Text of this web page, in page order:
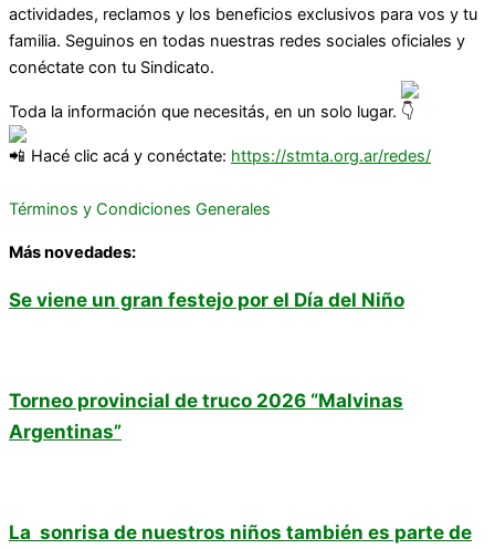
actividades, reclamos y los beneficios exclusivos para vos y tu
familia. Seguinos en todas nuestras redes sociales oficiales y
conéctate con tu Sindicato.
Toda la información que necesitás, en un solo lugar.
Hacé clic acá y conéctate: https://stmta.org.ar/redes/
Términos y Condiciones Generales
Más novedades:
Se viene un gran festejo por el Día del Niño
Torneo provincial de truco 2026 “Malvinas
Argentinas”
La sonrisa de nuestros niños también es parte de